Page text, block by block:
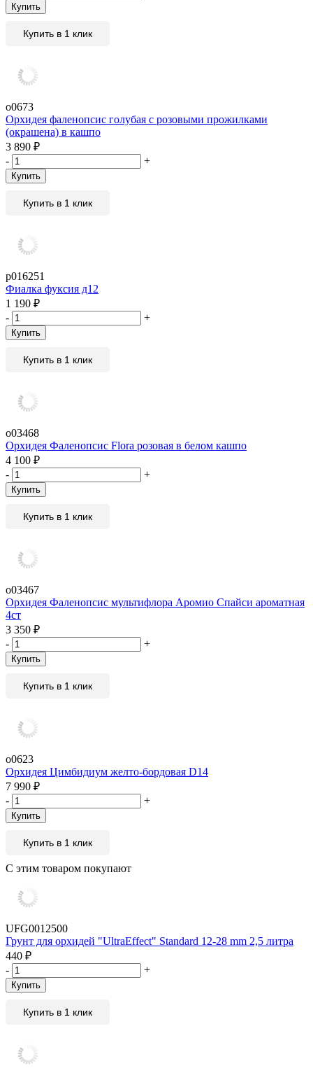
Купить
Купить в 1 клик
о0673
Орхидея фаленопсис голубая с розовыми прожилками
(окрашена) в кашпо
3 890 ₽
-
+
Купить
Купить в 1 клик
р016251
Фиалка фуксия д12
1 190 ₽
-
+
Купить
Купить в 1 клик
о03468
Орхидея Фаленопсис Flora розовая в белом кашпо
4 100 ₽
-
+
Купить
Купить в 1 клик
о03467
Орхидея Фаленопсис мультифлора Аромио Спайси ароматная
4ст
3 350 ₽
-
+
Купить
Купить в 1 клик
о0623
Орхидея Цимбидиум желто-бордовая D14
7 990 ₽
-
+
Купить
Купить в 1 клик
С этим товаром покупают
UFG0012500
Грунт для орхидей "UltraEffect" Standard 12-28 mm 2,5 литра
440 ₽
-
+
Купить
Купить в 1 клик